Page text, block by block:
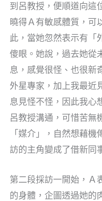
到呂教授，便順道向這
曉得Ａ有敏感體質，可
此，當她忽然表示有「
傻眼。她說，過去她從
息，感覺很怪、也很新
外星專家，加上我最近
息見怪不怪，因此我心
呂教授溝通，可惜苦無
「媒介」，自然想藉
訪的主角變成了借新同
第二段採訪一開始，Ａ
的身體，企圖透過她的